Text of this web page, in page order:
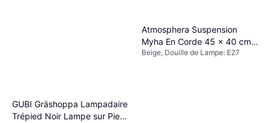
GUBI Gräshoppa Lampadaire
Trépied Noir Lampe sur Pied
Atmosphera Suspension
Myha En Corde 45 x 40 cm
Beige Lustre ∅ 45cm
Beige, Douille de Lampe: E27